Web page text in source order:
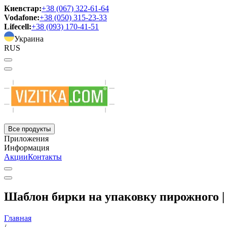
Киевстар:+38 (067) 322-61-64
Vodafone:+38 (050) 315-23-33
Lifecell:+38 (093) 170-41-51
Украина
RUS
Все продукты
Приложения
Информация
АкцииКонтакты
Шаблон бирки на упаковку пирожного |
Главная